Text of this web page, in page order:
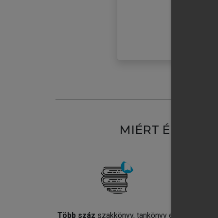
MIÉRT
Több száz szakkönyv, tankönyv és